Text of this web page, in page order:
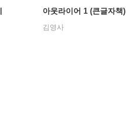
아웃라이어 1 (큰글자책)
김영사